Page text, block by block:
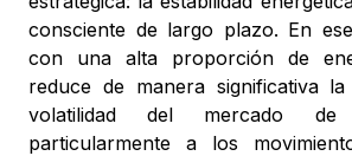
consciente de largo plazo. En
con una alta proporción de
reduce de manera significativa
volatilidad del mercado
particularmente a los